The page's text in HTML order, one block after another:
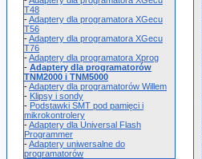
T48
-Adaptery dla programatora XGecu
T56
-Adaptery dla programatora XGecu
T76
-Adaptery dla programatora Xprog
- Adaptery dla programatorów
TNM2000 i TNM5000
-Adaptery dla programatorów Willem
- Klipsy i sondy
- Podstawki SMT pod pamięci i
mikrokontrolery
-Adaptery dla Universal Flash
Programmer
-Adaptery uniwersalne do
programatorów